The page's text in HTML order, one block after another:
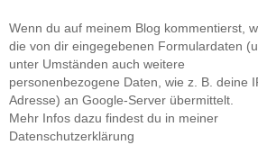
Wenn du auf meinem Blog kommentierst,
die von dir eingegebenen Formulardaten
unter Umständen auch weitere
personenbezogene Daten, wie z. B. deine
Adresse) an Google-Server übermittelt.
Mehr Infos dazu findest du in meiner
Datenschutzerklärung